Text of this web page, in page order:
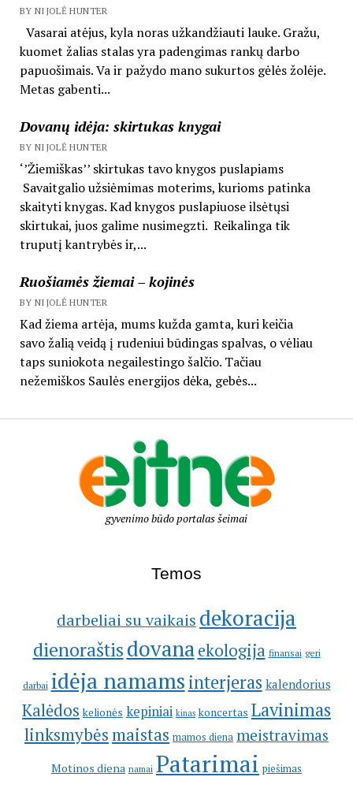
BY NIJOLĖ HUNTER
Vasarai atėjus, kyla noras užkandžiauti lauke. Gražu,
kuomet žalias stalas yra padengimas rankų darbo
papuošimais. Va ir pažydo mano sukurtos gėlės žolėje.
Metas gabenti...
Dovanų idėja: skirtukas knygai
BY NIJOLĖ HUNTER
‘’Žiemiškas’’ skirtukas tavo knygos puslapiams
Savaitgalio užsiėmimas moterims, kurioms patinka
skaityti knygas. Kad knygos puslapiuose ilsėtųsi
skirtukai, juos galime nusimegzti. Reikalinga tik
truputį kantrybės ir,...
Ruošiamės žiemai – kojinės
BY NIJOLĖ HUNTER
Kad žiema artėja, mums kužda gamta, kuri keičia
savo žalią veidą į rudeniui būdingas spalvas, o vėliau
taps suniokota negailestingo šalčio. Tačiau
nežemiškos Saulės energijos dėka, gebės...
gyvenimo būdo portalas šeimai
Temos
darbeliai su vaikais dekoracija
dienoraštisdovana ekologija finansai geri
darbai idėja namams interjeras kalendorius
Kalėdos kelionės kepiniai kinas koncertas Lavinimas
linksmybėsmaistas mamos diena meistravimas
Motinos diena namai Patarimai piešimas